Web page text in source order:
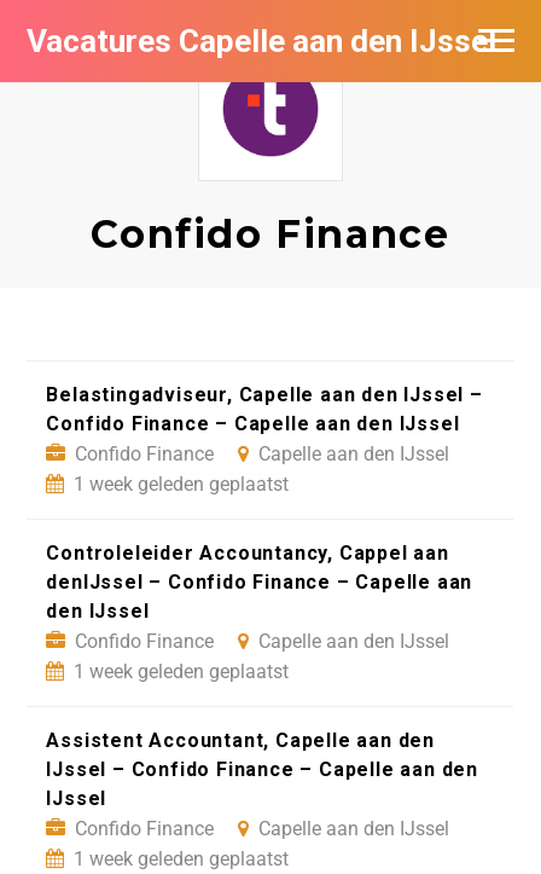
Vacatures Capelle aan den IJssel
Confido Finance
Belastingadviseur, Capelle aan den IJssel –
Confido Finance – Capelle aan den IJssel
Confido Finance
Capelle aan den IJssel
1 week geleden geplaatst
Controleleider Accountancy, Cappel aan
denIJssel – Confido Finance – Capelle aan
den IJssel
Confido Finance
Capelle aan den IJssel
1 week geleden geplaatst
Assistent Accountant, Capelle aan den
IJssel – Confido Finance – Capelle aan den
IJssel
Confido Finance
Capelle aan den IJssel
1 week geleden geplaatst